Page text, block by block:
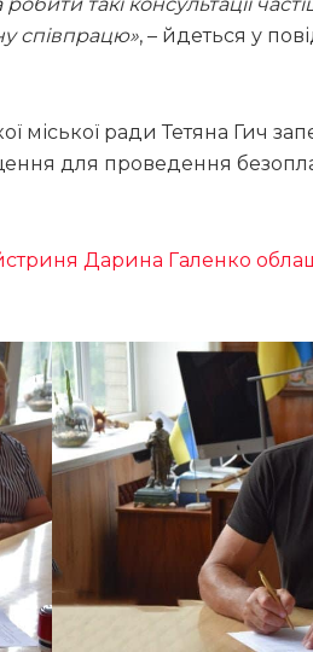
співпрацю», – йдеться у
міської ради Тетяна Гич
для проведення
Дарина Галенко